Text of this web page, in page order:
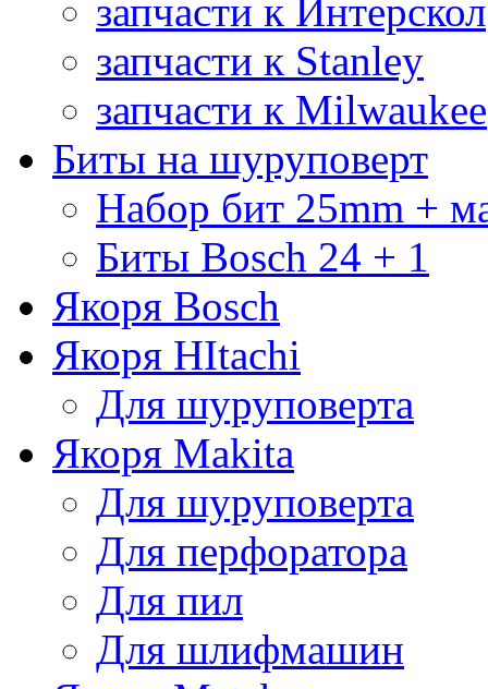
запчасти к Интерскол
запчасти к Stanley
запчасти к Milwaukee
Биты на шуруповерт
Набор бит 25mm +
Биты Bosch 24 + 1
Якоря Bosch
Якоря HItachi
Для шуруповерта
Якоря Makita
Для шуруповерта
Для перфоратора
Для пил
Для шлифмашин